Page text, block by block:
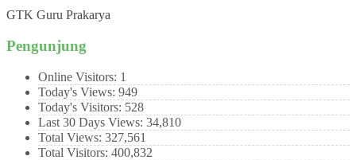
GTK Guru Prakarya
Pengunjung
Online Visitors: 1
Today's Views: 949
Today's Visitors: 528
Last 30 Days Views: 34,810
Total Views: 327,561
Total Visitors: 400,832